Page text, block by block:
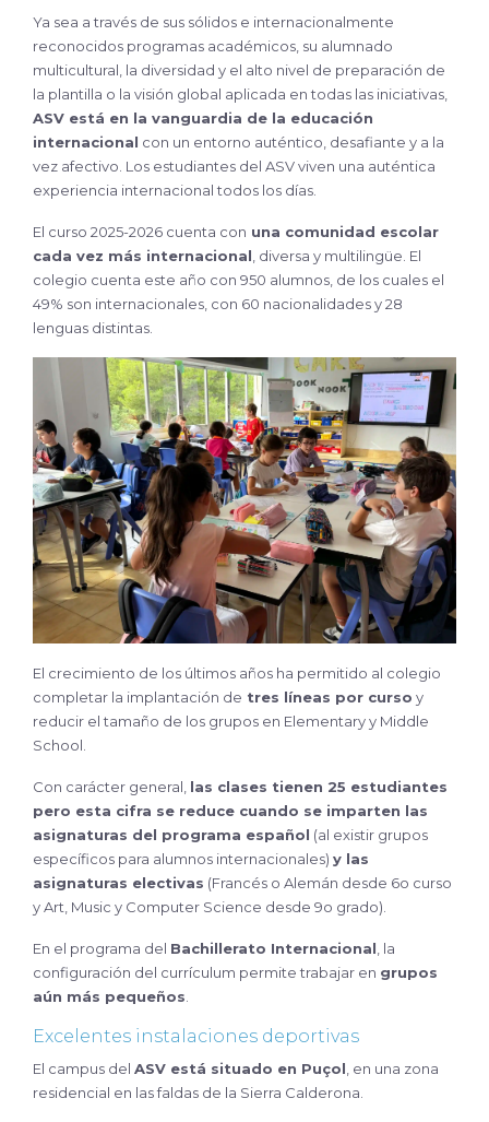
Ya sea a través de sus sólidos e internacionalmente
reconocidos programas académicos, su alumnado
multicultural, la diversidad y el alto nivel de preparación de
la plantilla o la visión global aplicada en todas las iniciativas,
ASV está en la vanguardia de la educación
internacional con un entorno auténtico, desafiante y a la
vez afectivo. Los estudiantes del ASV viven una auténtica
experiencia internacional todos los días.
El curso 2025-2026 cuenta con una comunidad escolar
cada vez más internacional , diversa y multilingüe. El
colegio cuenta este año con 950 alumnos, de los cuales el
49% son internacionales, con 60 nacionalidades y 28
lenguas distintas.
El crecimiento de los últimos años ha permitido al colegio
completar la implantación de tres líneas por curso y
reducir el tamaño de los grupos en Elementary y Middle
School.
Con carácter general, las clases tienen 25 estudiantes
pero esta cifra se reduce cuando se imparten las
asignaturas del programa español (al existir grupos
específicos para alumnos internacionales) y las
asignaturas electivas (Francés o Alemán desde 6o curso
y Art, Music y Computer Science desde 9o grado).
En el programa del Bachillerato Internacional , la
configuración del currículum permite trabajar en grupos
aún más pequeños
Excelentes instalaciones deportivas
El campus del ASV está situado en Puçol , en una zona
residencial en las faldas de la Sierra Calderona.